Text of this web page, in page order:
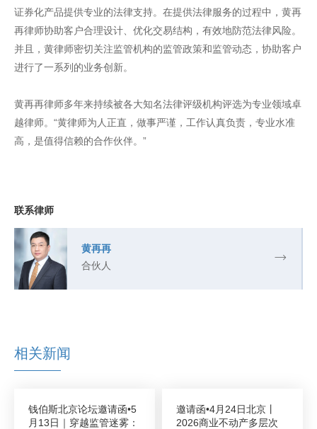
证券化产品提供专业的法律支持。在提供法律服务的过程中，黄再
再律师协助客户合理设计、优化交易结构，有效地防范法律风险。
并且，黄律师密切关注监管机构的监管政策和监管动态，协助客户
进行了一系列的业务创新。
黄再再律师多年来持续被各大知名法律评级机构评选为专业领域卓
越律师。“黄律师为人正直，做事严谨，工作认真负责，专业水准
高，是值得信赖的合作伙伴。”
联系律师
黄再再
合伙人
相关新闻
钱伯斯北京论坛邀请函•5
月13日｜穿越监管迷雾：
邀请函•4月24日北京丨
2026商业不动产多层次